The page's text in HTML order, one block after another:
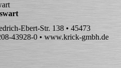
Ebert-Str. 138 • 45473
43928-0 • www.krick-gmbh.de